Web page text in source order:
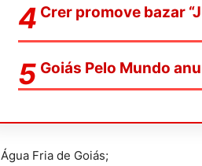
Crer promove bazar
Goiás Pelo Mundo
Água Fria de Goiás;